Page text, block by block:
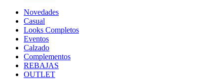
Novedades
Casual
Looks Completos
Eventos
Calzado
Complementos
REBAJAS
OUTLET